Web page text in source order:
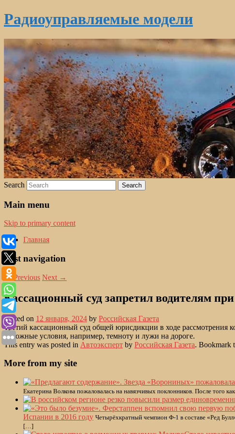
Радиоуправляемые модели
Search
Main menu
Skip to primary content
Главная
Post navigation
←Previous Next →
Кассационный суд запретил водителям
Posted on 12 января, 2024 by Российская Газета
Третий кассационный суд общей юрисдикции в ходе рассмотрения
дорожные условия, например, темноту и лужи на дороге.
This entry was posted in Автоэксперт by Российская Газета. Bookmark
More from my site
Екатерина Волкова пожаловалась на навязчивых поклонников. После того
Испании в 2016 году Четырёхкратный чемпион Ф-1 в составе «Ред
[…]